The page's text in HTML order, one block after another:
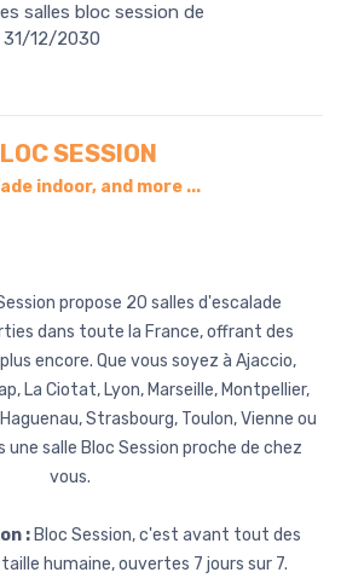
salles bloc session de
12/2030
SESSION
indoor, and more ...
propose 20 salles d'escalade
dans toute la France, offrant des
encore. Que vous soyez à Ajaccio,
La Ciotat, Lyon, Marseille, Montpellier,
Strasbourg, Toulon, Vienne ou
salle Bloc Session proche de chez
vous.
: Bloc Session, c'est avant tout des
humaine, ouvertes 7 jours sur 7.